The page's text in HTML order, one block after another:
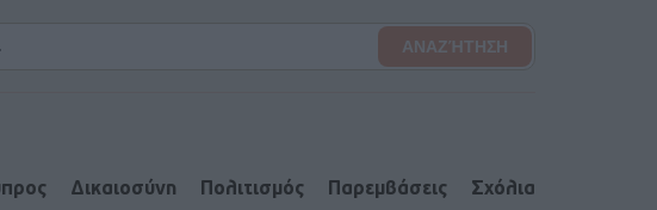
Δικαιοσύνη Πολιτισμός Παρεμβάσεις Σχόλια